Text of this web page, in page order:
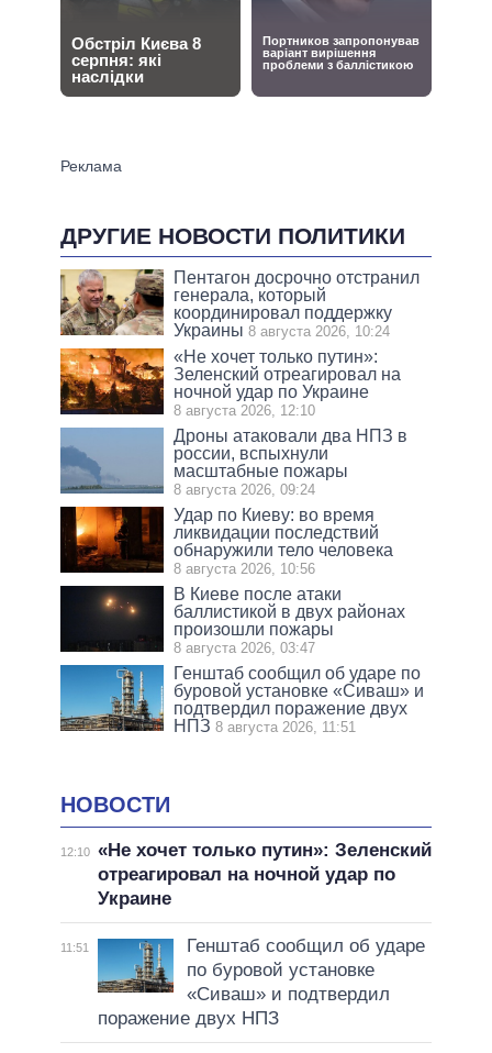
ДРУГИЕ НОВОСТИ ПОЛИТИКИ
Пентагон досрочно отстранил
генерала, который
координировал поддержку
Украины 8 августа 2026, 10:24
«Не хочет только путин»:
Зеленский отреагировал на
ночной удар по Украине
8 августа 2026, 12:10
Дроны атаковали два НПЗ в
россии, вспыхнули
масштабные пожары
8 августа 2026, 09:24
Удар по Киеву: во время
ликвидации последствий
обнаружили тело человека
8 августа 2026, 10:56
В Киеве после атаки
баллистикой в двух районах
произошли пожары
8 августа 2026, 03:47
Генштаб сообщил об ударе по
буровой установке «Сиваш» и
подтвердил поражение двух
НПЗ 8 августа 2026, 11:51
НОВОСТИ
12:10 «Не хочет только путин»: Зеленский
отреагировал на ночной удар по
Украине
11:51
Генштаб сообщил об ударе
по буровой установке
«Сиваш» и подтвердил
поражение двух НПЗ